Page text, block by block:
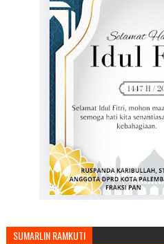
SUMARLIN RAMKUTI